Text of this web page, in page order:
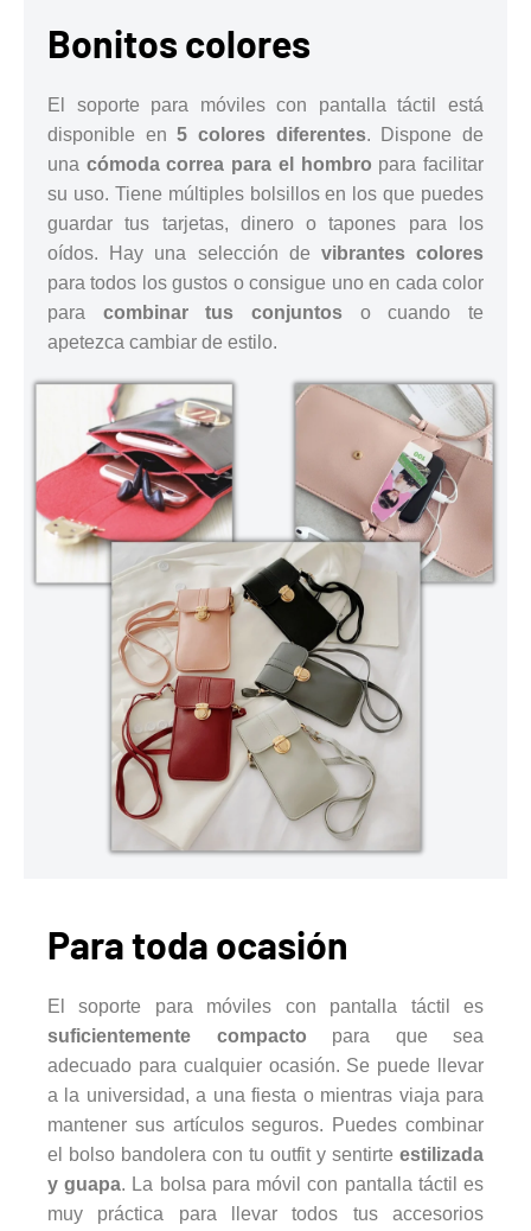
Bonitos colores
El soporte para móviles con pantalla táctil está
disponible en5 colores diferentes. Dispone de
una cómoda correa para el hombro para facilitar
su uso. Tiene múltiples bolsillos en los que puedes
guardar tus tarjetas, dinero o tapones para los
oídos. Hay una selección de vibrantes colores
para todos los gustos o consigue uno en cada color
para combinar tus conjuntos o cuando te
apetezca cambiar de estilo.
Para toda ocasión
El soporte para móviles con pantalla táctil es
suficientemente compacto para que sea
adecuado para cualquier ocasión. Se puede llevar
a la universidad, a una fiesta o mientras viaja para
mantener sus artículos seguros. Puedes combinar
el bolso bandolera con tu outfit y sentirte estilizada
y guapa. La bolsa para móvil con pantalla táctil es
muy práctica para llevar todos tus accesorios